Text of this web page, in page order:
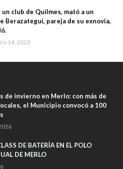
un club de Quilmes, mató a un
Berazategui, pareja de su exnovia,
14, 2023
de invierno en Merlo: con más de
el Municipio convocó a 100
DE BATERÍA EN EL POLO
DE MERLO